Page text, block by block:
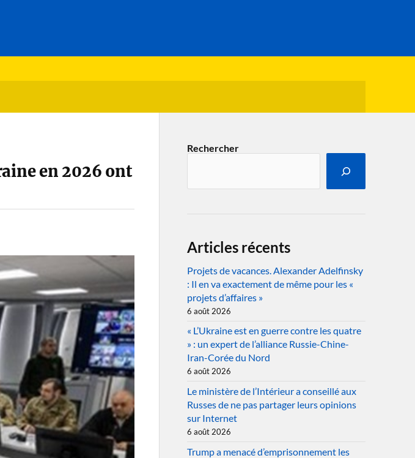
en 2026 ont
Rechercher
Articles récents
Projets de vacances. Alexander Adelfinsky
: Il en va exactement de même pour les «
projets d’affaires »
6 août 2026
« L’Ukraine est en guerre contre les quatre
» : un expert de l’alliance Russie-Chine-
Iran-Corée du Nord
6 août 2026
Le ministère de l’Intérieur a conseillé aux
Russes de ne pas partager leurs opinions
sur Internet
6 août 2026
Trump a menacé d’emprisonnement les